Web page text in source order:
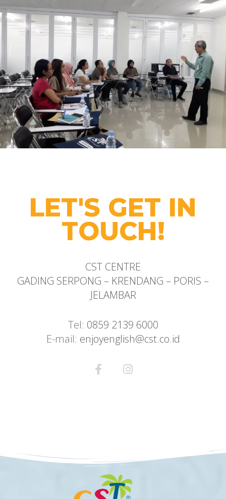
LET'S GET IN
TOUCH!
CST CENTRE
GADING SERPONG – KRENDANG – PORIS –
JELAMBAR
Tel: 0859 2139 6000
E-mail: enjoyenglish@cst.co.id